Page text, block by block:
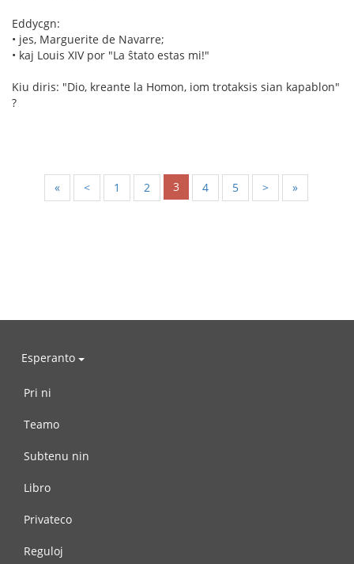
Eddycgn:
• jes, Marguerite de Navarre;
• kaj Louis XIV por "La ŝtato estas mi!"
Kiu diris: "Dio, kreante la Homon, iom trotaksis sian kapablon"
?
« < 1 2 3 4 5 > »
Esperanto
Pri ni
Teamo
Subtenu nin
Libro
Privateco
Reguloj